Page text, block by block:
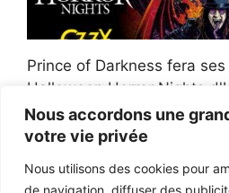
Nous accordons une
votre vie privée
Nous utilisons des cookies pour
de navigation, diffuser des
Prince of Darkness fera
Halloween Horror Nights